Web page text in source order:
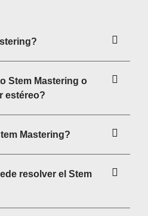
Stem Mastering o
estéreo?
Mastering?
resolver el Stem